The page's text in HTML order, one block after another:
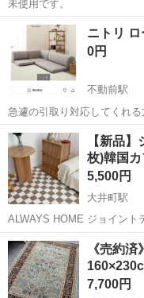
未使用です。
東京 品川区 大崎広
Francfranc
ニトリ
0円
不動前駅
急遽の引取り対応してくれ
日日曜日の午前中にお願い
東京 品川区 不動前駅
【新品
枚)韓国
5,500円
大井町駅
ALWAYS HOME ジョイント
12cm チェッカー柄 おしゃ
東京 品川区 大井町駅
《売約
7,700円